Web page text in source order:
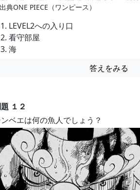
典ONE PIECE（ワンピース）
LEVEL2への入り口
看守部屋
海
答えをみる
１２
ベエは何の魚人でしょう？